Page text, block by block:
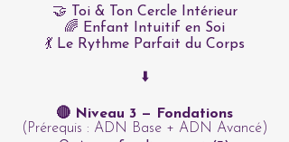
🤝 Toi & Ton Cercle Intérieur
🌈 Enfant Intuitif en Soi
💃 Le Rythme Parfait du Corps
⬇️
🔴 Niveau 3 — Fondations
(Prérequis : ADN Base + ADN Avancé)